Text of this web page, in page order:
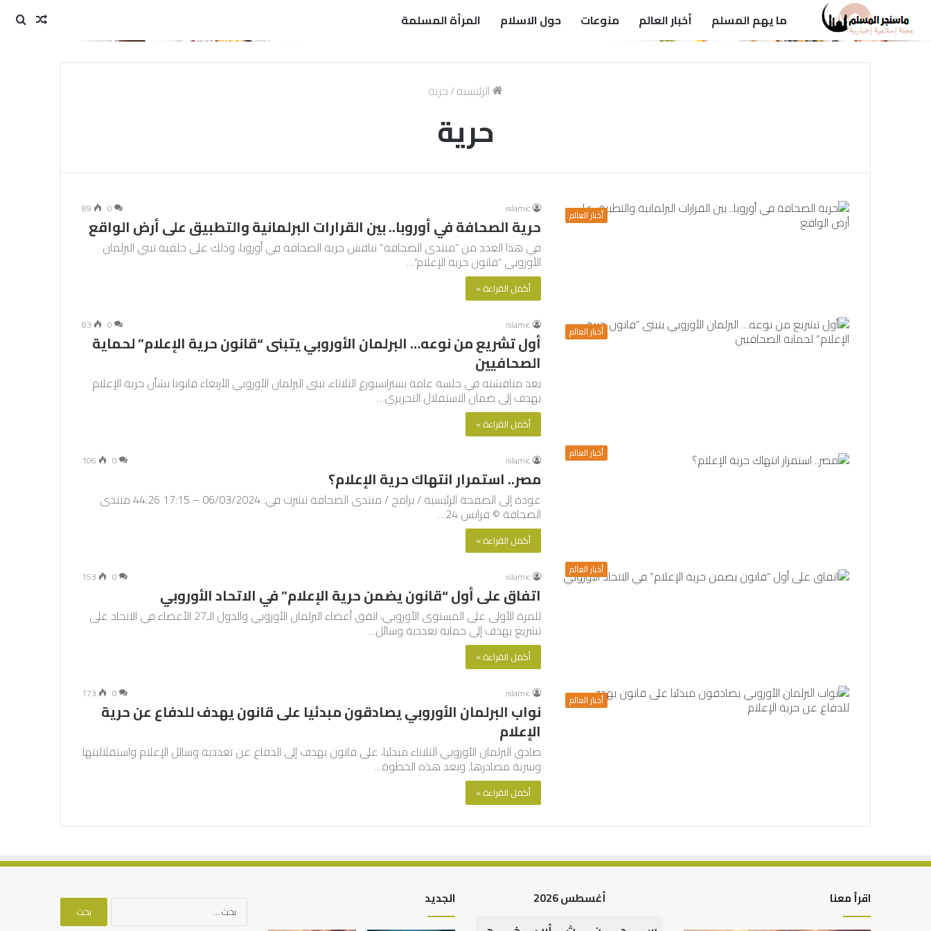
ما يهم المسلم أخبار العالم منوعات حول الاسلام المرأة المسلمة
مقال
الرئيسية/حرية
حرية
أخبار العالم islamic
0
89
حرية الصحافة في أوروبا.. بين القرارات البرلمانية والتطبيق على أرض الواقع
في هذا العدد من “منتدى الصحافة” نناقش حرية الصحافة في أوروبا، وذلك على خلفية تبني البرلمان
الأوروبي “قانون حرية الإعلام”…
أكمل القراءة »
أخبار العالم islamic
0
83
أول تشريع من نوعه… البرلمان الأوروبي يتبنى “قانون حرية الإعلام” لحماية
الصحافيين
بعد مناقشته في جلسة عامة بستراسبورغ الثلاثاء، تبنى البرلمان الأوروبي الأربعاء قانونا بشأن حرية الإعلام
يهدف إلى ضمان الاستقلال التحريري…
أكمل القراءة »
أخبار العالم islamic
0
106
مصر.. استمرار انتهاك حرية الإعلام؟
عودة إلى الصفحة الرئيسية / برامج / منتدى الصحافة نشرت في: 06/03/2024 – 17:15 44:26 منتدى
الصحافة © فرانس 24…
أكمل القراءة »
أخبار العالم islamic
0
153
اتفاق على أول “قانون يضمن حرية الإعلام” في الاتحاد الأوروبي
للمرة الأولى على المستوى الأوروبي، اتفق أعضاء البرلمان الأوروبي والدول الـ27 الأعضاء في الاتحاد على
تشريع يهدف إلى حماية تعددية وسائل…
أكمل القراءة »
أخبار العالم islamic
0
173
نواب البرلمان الأوروبي يصادقون مبدئيا على قانون يهدف للدفاع عن حرية
الإعلام
صادق البرلمان الأوروبي الثلاثاء مبدئيا، على قانون يهدف إلى الدفاع عن تعددية وسائل الإعلام واستقلاليتها
وسرية مصادرها. وبعد هذه الخطوة…
أكمل القراءة »
اقرأ معنا
أغسطس 2026
الجديد البحث